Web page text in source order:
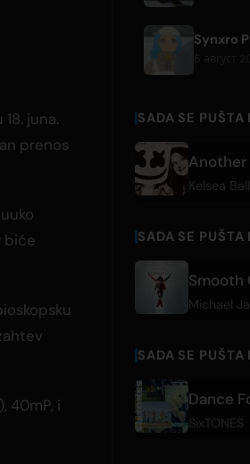
juna.
prenos
biće
40mP, i
SADA SE PUŠTA
Another
Kelsea
SADA SE PUŠTA
Michael
SADA SE PUŠTA
Dance
SixTONES